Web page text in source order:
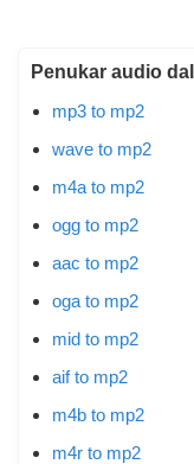
Penukar audio
mp3 to mp2
wave to mp2
m4a to mp2
ogg to mp2
aac to mp2
oga to mp2
mid to mp2
aif to mp2
m4b to mp2
m4r to mp2